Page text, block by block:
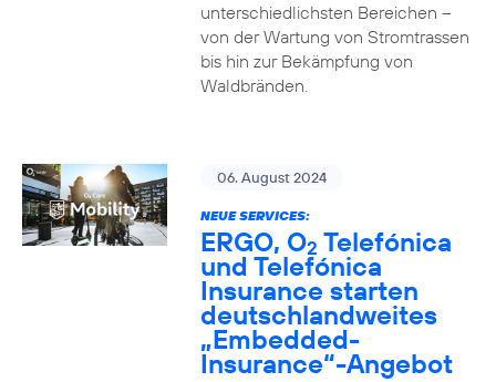
unterschiedlichsten Bereichen –
von der Wartung von Stromtrassen
bis hin zur Bekämpfung von
Waldbränden.
06. August 2024
NEUE SERVICES:
ERGO, O2 Telefónica
und Telefónica
Insurance starten
deutschlandweites
„Embedded-
Insurance“-Angebot